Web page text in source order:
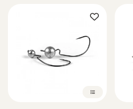
Jigghuvuden. Utforska vårt